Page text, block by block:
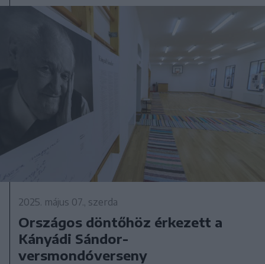
2025. május 07., szerda
Országos döntőhöz érkezett a
Kányádi Sándor-
versmondóverseny